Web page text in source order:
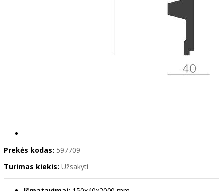
Prekės kodas: 597709
Turimas kiekis: Užsakyti